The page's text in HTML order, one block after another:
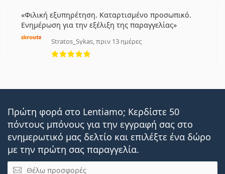
Φιλική εξυπηρέτηση. Καταρτισμένο προσωπικό.
Ενημέρωση για την εξέλιξη της παραγγελίας
Stratos_Sykas, πριν 13 ημέρες
5 αξιολογήσεις από 5
Πρώτη φορά στο Lentiamo; Κερδίστε 50
πόντους μπόνους για την εγγραφή σας στο
ενημερωτικό μας δελτίο και επιλέξτε ένα δώρο
με την πρώτη σας παραγγελία.
Email